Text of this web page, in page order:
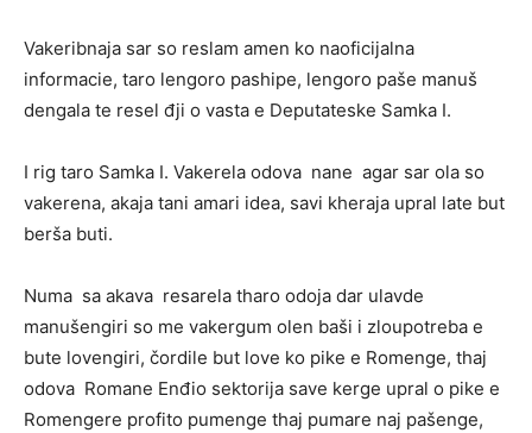
Vakeribnaja sar so reslam amen ko naoficijalna
informacie, taro lengoro pashipe, lengoro paše manuš
dengala te resel đji o vasta e Deputateske Samka I.
I rig taro Samka I. Vakerela odova nane agar sar ola so
vakerena, akaja tani amari idea, savi kheraja upral late but
berša buti.
Numa sa akava resarela tharo odoja dar ulavde
manušengiri so me vakergum olen baši i zloupotreba e
bute lovengiri, čordile but love ko pike e Romenge, thaj
odova Romane Enđio sektorija save kerge upral o pike e
Romengere profito pumenge thaj pumare naj pašenge,